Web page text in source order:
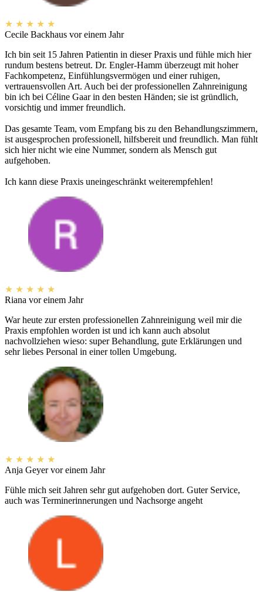
★ ★ ★ ★ ★
Cecile Backhaus vor einem Jahr
Ich bin seit 15 Jahren Patientin in dieser Praxis und fühle mich hier
rundum bestens betreut. Dr. Engler-Hamm überzeugt mit hoher
Fachkompetenz, Einfühlungsvermögen und einer ruhigen,
vertrauensvollen Art. Auch bei der professionellen Zahnreinigung
bin ich bei Céline Gaar in den besten Händen; sie ist gründlich,
vorsichtig und immer freundlich.
Das gesamte Team, vom Empfang bis zu den Behandlungszimmern,
ist ausgesprochen professionell, hilfsbereit und freundlich. Man fühlt
sich hier nicht wie eine Nummer, sondern als Mensch gut
aufgehoben.
Ich kann diese Praxis uneingeschränkt weiterempfehlen!
★ ★ ★ ★ ★
Riana vor einem Jahr
War heute zur ersten professionellen Zahnreinigung weil mir die
Praxis empfohlen worden ist und ich kann auch absolut
nachvollziehen wieso: super Behandlung, gute Erklärungen und
sehr liebes Personal in einer tollen Umgebung.
★ ★ ★ ★ ★
Anja Geyer vor einem Jahr
Fühle mich seit Jahren sehr gut aufgehoben dort. Guter Service,
auch was Terminerinnerungen und Nachsorge angeht